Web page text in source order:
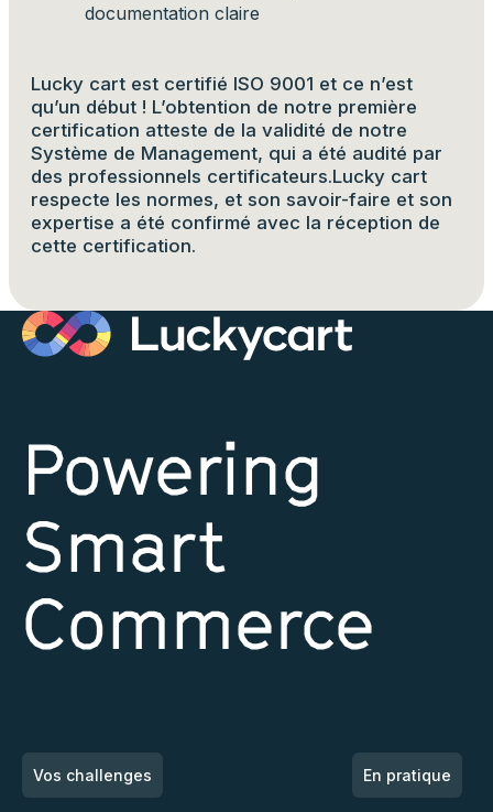
documentation claire
Lucky cart est certifié ISO 9001 et ce n’est
qu’un début ! L’obtention de notre première
certification atteste de la validité de notre
Système de Management, qui a été audité par
des professionnels certificateurs.Lucky cart
respecte les normes, et son savoir-faire et son
expertise a été confirmé avec la réception de
cette certification.
Powering
Smart
Commerce
Vos challenges En pratique